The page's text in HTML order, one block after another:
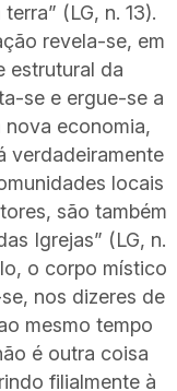
(LG, n. 13).
revela-se, em
estrutural da
se e ergue-se a
nova economia,
verdadeiramente
locais
são também
Igrejas” (LG, n.
o corpo místico
nos dizeres de
mesmo tempo
é outra coisa
filialmente à